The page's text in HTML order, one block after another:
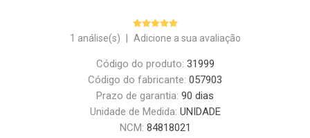
1 análise(s) Adicione a sua avaliação
Código do produto: 31999
Código do fabricante: 057903
Prazo de garantia: 90 dias
Unidade de Medida: UNIDADE
NCM: 84818021